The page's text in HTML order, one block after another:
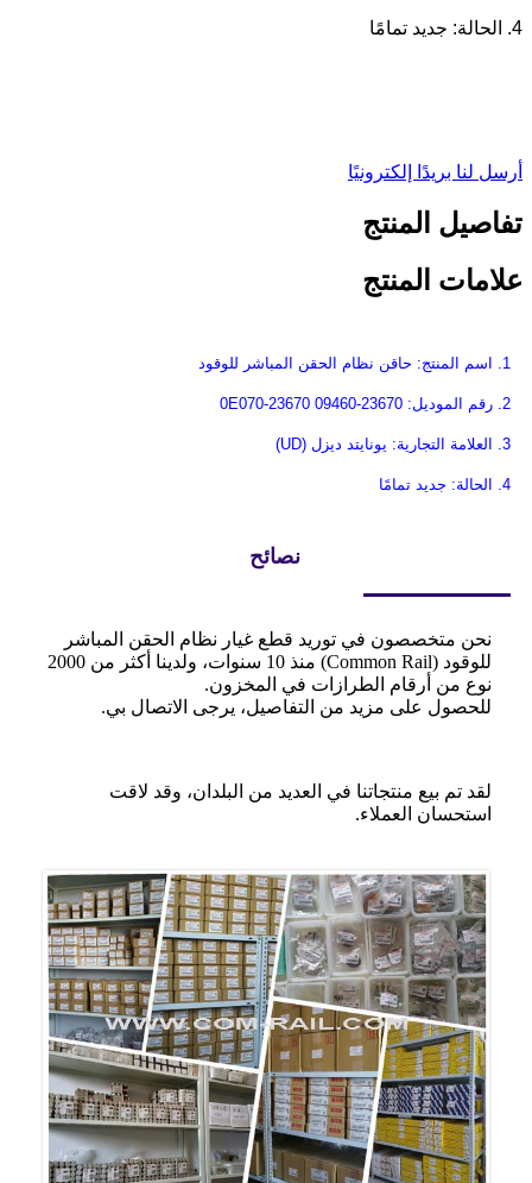
4. الحالة: جديد تمامًا
أرسل لنا بريدًا إلكترونيًا
تفاصيل المنتج
علامات المنتج
1. اسم المنتج: حاقن نظام الحقن المباشر للوقود
2. رقم الموديل: 23670-09460 23670-0E070
3. العلامة التجارية: يونايتد ديزل (UD)
4. الحالة: جديد تمامًا
نصائح
نحن متخصصون في توريد قطع غيار نظام الحقن المباشر
للوقود (Common Rail) منذ 10 سنوات، ولدينا أكثر من 2000
نوع من أرقام الطرازات في المخزون.
للحصول على مزيد من التفاصيل، يرجى الاتصال بي.
لقد تم بيع منتجاتنا في العديد من البلدان، وقد لاقت
استحسان العملاء.